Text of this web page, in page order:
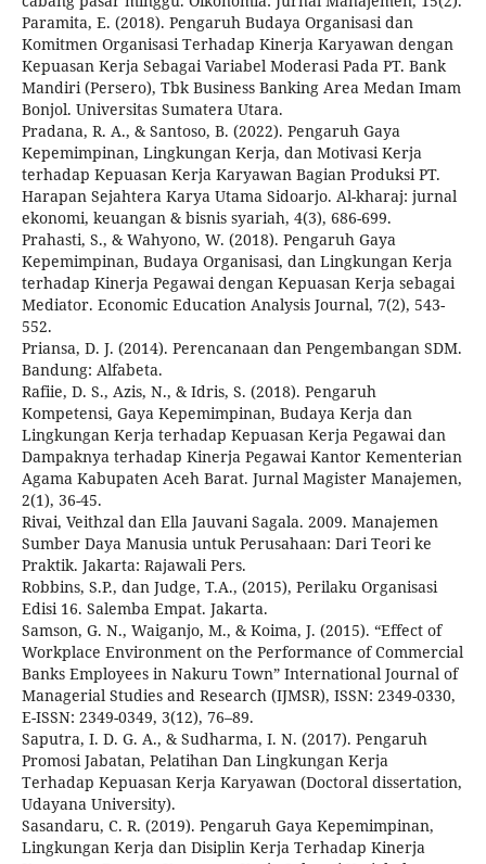
Paramita, E. (2018). Pengaruh Budaya Organisasi dan
Komitmen Organisasi Terhadap Kinerja Karyawan dengan
Kepuasan Kerja Sebagai Variabel Moderasi Pada PT. Bank
Mandiri (Persero), Tbk Business Banking Area Medan Imam
Bonjol. Universitas Sumatera Utara.
Pradana, R. A., & Santoso, B. (2022). Pengaruh Gaya
Kepemimpinan, Lingkungan Kerja, dan Motivasi Kerja
terhadap Kepuasan Kerja Karyawan Bagian Produksi PT.
Harapan Sejahtera Karya Utama Sidoarjo. Al-kharaj: jurnal
ekonomi, keuangan & bisnis syariah, 4(3), 686-699.
Prahasti, S., & Wahyono, W. (2018). Pengaruh Gaya
Kepemimpinan, Budaya Organisasi, dan Lingkungan Kerja
terhadap Kinerja Pegawai dengan Kepuasan Kerja sebagai
Mediator. Economic Education Analysis Journal, 7(2), 543-
552.
Priansa, D. J. (2014). Perencanaan dan Pengembangan SDM.
Bandung: Alfabeta.
Rafiie, D. S., Azis, N., & Idris, S. (2018). Pengaruh
Kompetensi, Gaya Kepemimpinan, Budaya Kerja dan
Lingkungan Kerja terhadap Kepuasan Kerja Pegawai dan
Dampaknya terhadap Kinerja Pegawai Kantor Kementerian
Agama Kabupaten Aceh Barat. Jurnal Magister Manajemen,
2(1), 36-45.
Rivai, Veithzal dan Ella Jauvani Sagala. 2009. Manajemen
Sumber Daya Manusia untuk Perusahaan: Dari Teori ke
Praktik. Jakarta: Rajawali Pers.
Robbins, S.P., dan Judge, T.A., (2015), Perilaku Organisasi
Edisi 16. Salemba Empat. Jakarta.
Samson, G. N., Waiganjo, M., & Koima, J. (2015). “Effect of
Workplace Environment on the Performance of Commercial
Banks Employees in Nakuru Town” International Journal of
Managerial Studies and Research (IJMSR), ISSN: 2349-0330,
E-ISSN: 2349-0349, 3(12), 76–89.
Saputra, I. D. G. A., & Sudharma, I. N. (2017). Pengaruh
Promosi Jabatan, Pelatihan Dan Lingkungan Kerja
Terhadap Kepuasan Kerja Karyawan (Doctoral dissertation,
Udayana University).
Sasandaru, C. R. (2019). Pengaruh Gaya Kepemimpinan,
Lingkungan Kerja dan Disiplin Kerja Terhadap Kinerja